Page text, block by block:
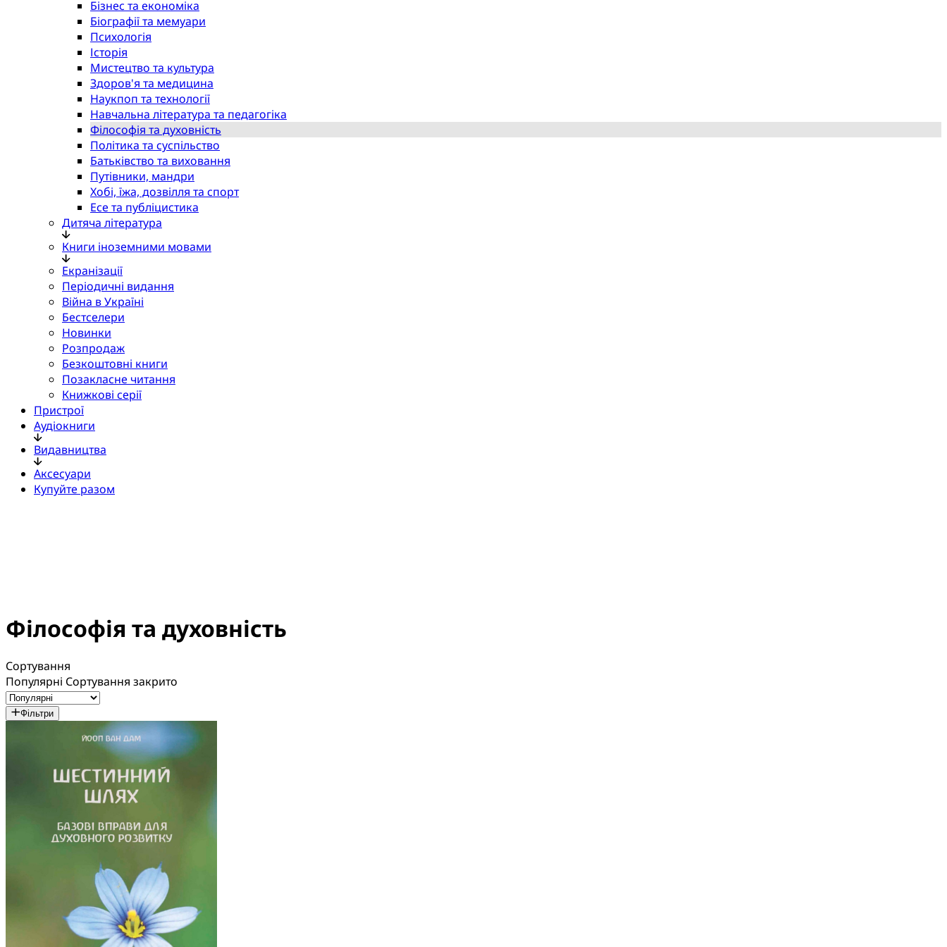
Бізнес та економіка
Біографії та мемуари
Психологія
Історія
Мистецтво та культура
Здоров'я та медицина
Наукпоп та технології
Навчальна література та педагогіка
Філософія та духовність
Політика та суспільство
Батьківство та виховання
Путівники, мандри
Хобі, їжа, дозвілля та спорт
Есе та публіцистика
Дитяча література
Книги іноземними мовами
Екранізації
Періодичні видання
Війна в Україні
Бестселери
Новинки
Розпродаж
Безкоштовні книги
Позакласне читання
Книжкові серії
Пристрої
Аудіокниги
Видавництва
Аксесуари
Купуйте разом
Філософія та духовність
Сортування
Популярні Сортування закрито
Фільтри